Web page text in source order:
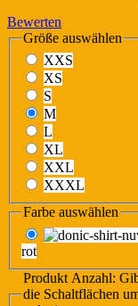
Bewerten
Größe auswählen
XXS
XS
S
M
L
XL
XXL
XXXL
Farbe auswählen
rot
Produkt Anzahl:
die Schaltflächen